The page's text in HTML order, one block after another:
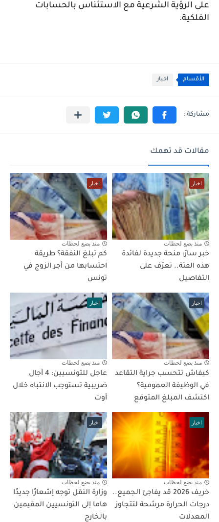
على الرؤية الشرعية مع الاستئناس بالحسابات
الفلكية.
الأقسام اخبار
مقالات قد تهمك
اخبار
منذ بضع لحظات
خبر سارّ: منحة جديدة لفائدة
هذه الفئة.. تعرّف على
التفاصيل
اخبار
منذ بضع لحظات
كم تبلغ النفقة؟ طريقة
احتسابها من أجر الزوج في
تونس
اخبار
منذ بضع لحظات
كيفاش تتحسب جراية التقاعد
في الوظيفة العمومية؟
اكتشف المبلغ المتوقع
اخبار
منذ بضع لحظات
عاجل للتونسيين: 4 آجال
ضريبية تستوجب الانتباه خلال
أوت
اخبار
منذ بضع لحظات
خريف 2026 قد يفاجئ الجميع..
درجات الحرارة مرشحة لتتجاوز
المعدلات
اخبار
منذ بضع لحظات
وزارة النقل توجه إشعارًا جديدًا
هاما إلى التونسيين المقيمين
بالخارج